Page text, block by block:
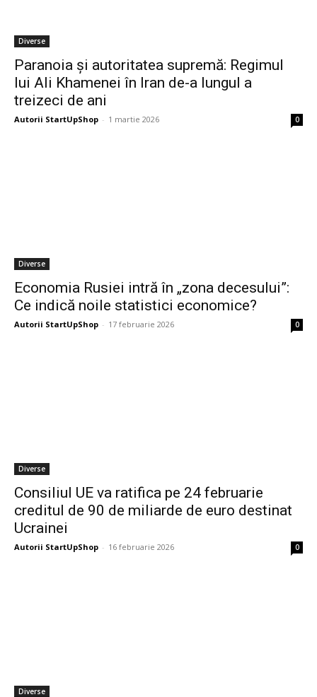
Diverse
Paranoia și autoritatea supremă: Regimul
lui Ali Khamenei în Iran de-a lungul a
treizeci de ani
Autorii StartUpShop - 1 martie 2026 0
Diverse
Economia Rusiei intră în „zona decesului”:
Ce indică noile statistici economice?
Autorii StartUpShop - 17 februarie 2026 0
Diverse
Consiliul UE va ratifica pe 24 februarie
creditul de 90 de miliarde de euro destinat
Ucrainei
Autorii StartUpShop - 16 februarie 2026 0
Diverse